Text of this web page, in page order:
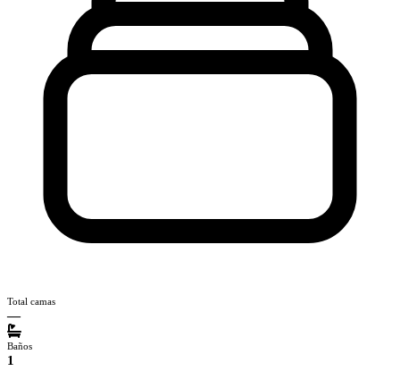
Total camas
—
Baños
1